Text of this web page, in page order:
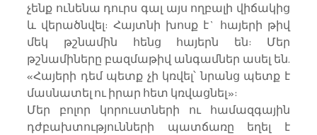
չենք ունենա դուրս գալ այս ողբալի վիճակից
և վերածնվել: Հայտնի խոսք է` հայերի թիվ
մեկ թշնամին հենց հայերն են: Մեր
թշնամիները բազմաթիվ անգամներ ասել են.
«Հայերի դեմ պետք չի կռվել՝ նրանց պետք է
մասնատել ու իրար հետ կռվացնել»:
Մեր բոլոր կորուստների ու համազգային
դժբախտությունների պատճառը եղել է